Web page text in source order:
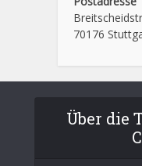
70176
Über die